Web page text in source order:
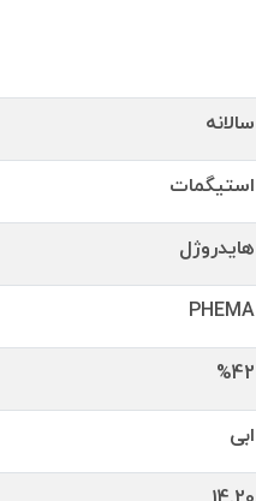
سالانه
استیگمات
هایدروژل
PHEMA
%42
ابی